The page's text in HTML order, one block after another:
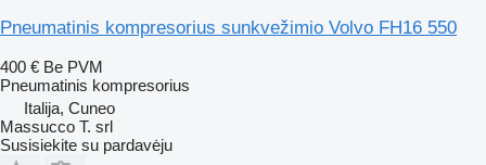
Pneumatinis kompresorius sunkvežimio Volvo FH16 550
400 € Be PVM
Pneumatinis kompresorius
Italija, Cuneo
Massucco T. srl
Susisiekite su pardavėju